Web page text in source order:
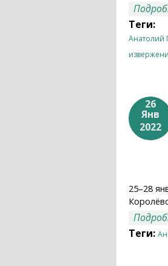
Теги:
Анатолий
26
Янв
2022
25–28
Теги: